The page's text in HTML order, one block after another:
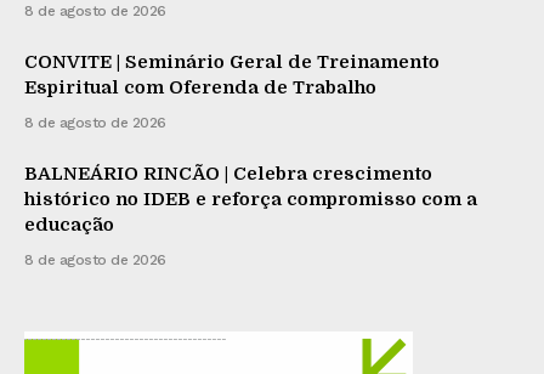
8 de agosto de 2026
CONVITE | Seminário Geral de Treinamento
Espiritual com Oferenda de Trabalho
8 de agosto de 2026
BALNEÁRIO RINCÃO | Celebra crescimento
histórico no IDEB e reforça compromisso com a
educação
8 de agosto de 2026